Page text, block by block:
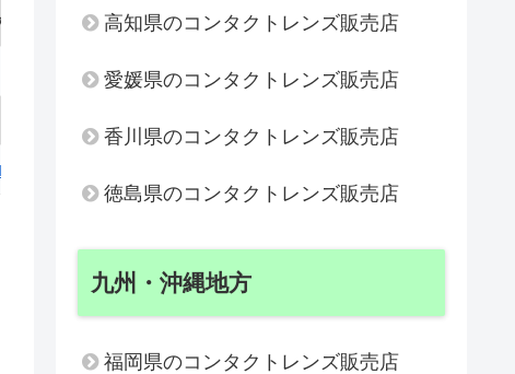
と木曜日は注文レンズの受取り、ケア用品の販売
高知県のコンタクトレンズ販売店
愛媛県のコンタクトレンズ販売店
香川県のコンタクトレンズ販売店
徳島県のコンタクトレンズ販売店
九州・沖縄地方
福岡県のコンタクトレンズ販売店